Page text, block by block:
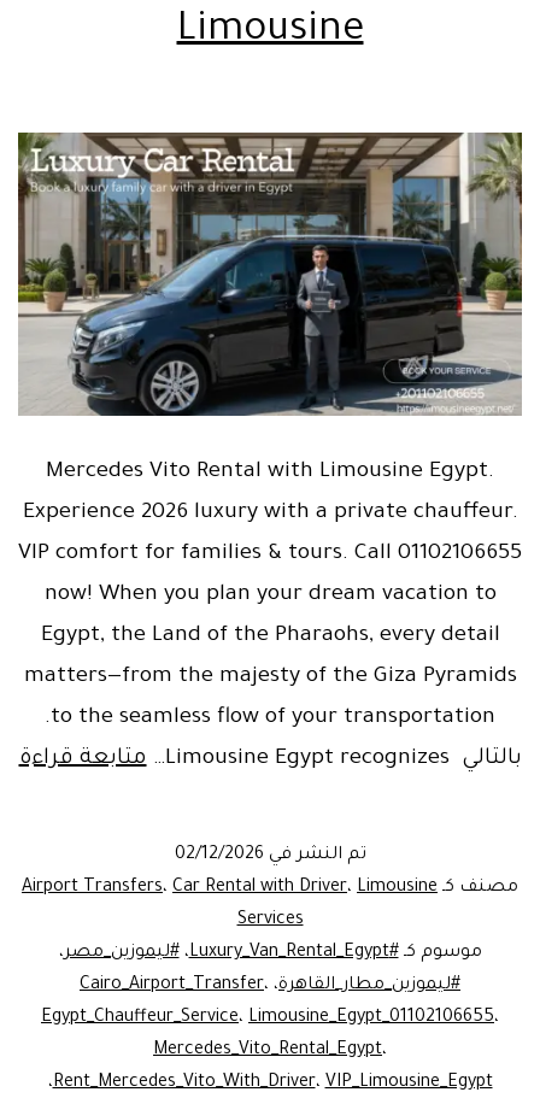
Limousine
Mercedes Vito Rental with Limousine Egypt.
Experience 2026 luxury with a private chauffeur.
VIP comfort for families & tours. Call 01102106655
now! When you plan your dream vacation to
Egypt, the Land of the Pharaohs, every detail
matters—from the majesty of the Giza Pyramids
to the seamless flow of your transportation.
بالتالي Limousine Egypt recognizes…
متابعة قراءة
تم النشر في 02/12/2026
مصنف كـ
Airport Transfers، Car Rental with Driver، Limousine
Services
موسوم كـ#Luxury_Van_Rental_Egypt ،#ليموزين_مصر،
#ليموزين_مطار_القاهرة، Cairo_Airport_Transfer،
Egypt_Chauffeur_Service، Limousine_Egypt_01102106655،
Mercedes_Vito_Rental_Egypt،
Rent_Mercedes_Vito_With_Driver،VIP_Limousine_Egypt
،